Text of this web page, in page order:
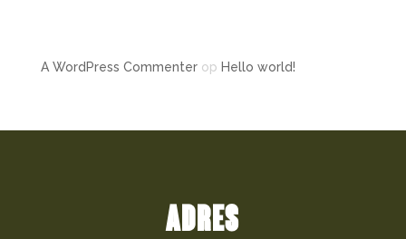
A WordPress Commenterop Hello world!
ADRES